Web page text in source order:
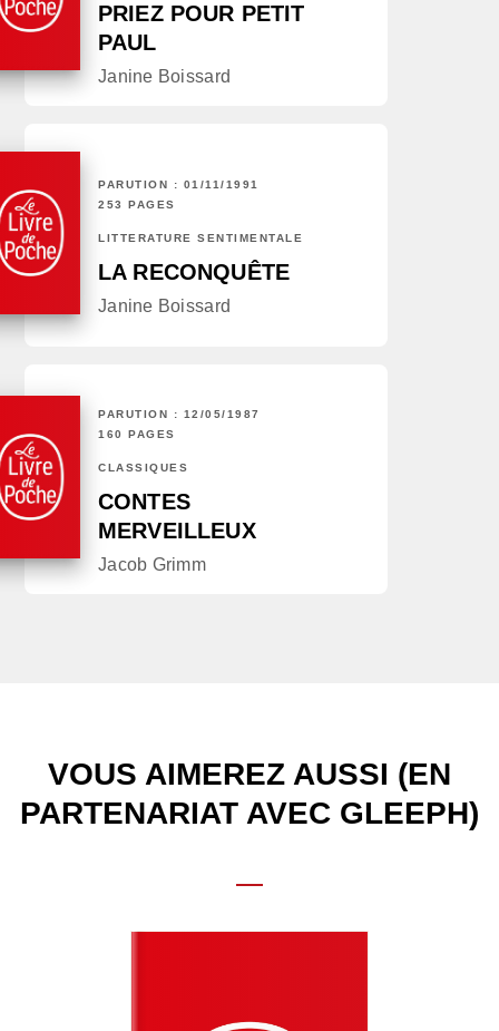
PRIEZ POUR PETIT
PAUL
Janine Boissard
PARUTION : 01/11/1991
253 PAGES
LITTÉRATURE SENTIMENTALE
LA RECONQUÊTE
Janine Boissard
PARUTION : 12/05/1987
160 PAGES
CLASSIQUES
CONTES
MERVEILLEUX
Jacob Grimm
VOUS AIMEREZ AUSSI (EN
PARTENARIAT AVEC GLEEPH)